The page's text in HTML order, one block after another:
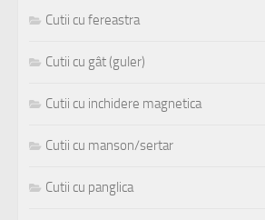
Cutii cu fereastra
Cutii cu gât (guler)
Cutii cu inchidere magnetica
Cutii cu manson/sertar
Cutii cu panglica